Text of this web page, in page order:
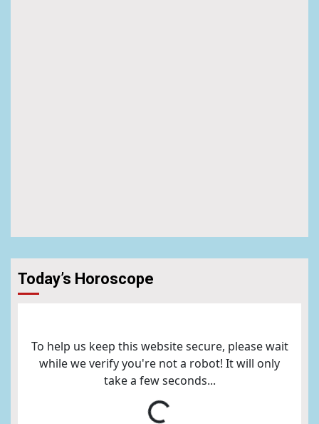
Today’s Horoscope